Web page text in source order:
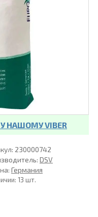
НАШОМУ VIBER
230000742
DSV
Германия
13 шт.